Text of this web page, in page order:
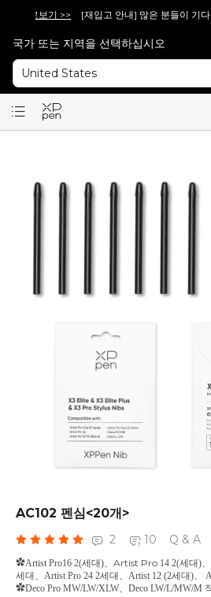
바로보기 >> [재입고 안내] 많은 분들이 기다려
바로보기 >> [재입고 안내] 많은 분들이 기다려
회원가입 시 <1만 원> 상당 포인트를 증정
설레는 핑크의 등장! Artist 12 3세대 핑크
국가 또는 지역을 선택하십시오
United States
AC102 펜심<20개>
2 10 Q & A
✿Artist Pro16 2(세대)、 Artist Pro 14 2(세대)
세대、Artist Pro 24 2세대、Artist 12 (2세대)、
✿Deco Pro MW/LW/XLW、Deco LW/L/MW/M